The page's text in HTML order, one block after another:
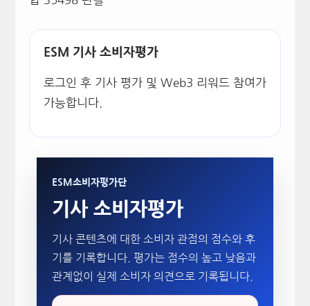
ESM 기사 소비자평가
로그인 후 기사 평가 및 Web3 리워드 참여가
가능합니다.
ESM소비자평가단
기사 소비자평가
기사 콘텐츠에 대한 소비자 관점의 점수와 후
기를 기록합니다. 평가는 점수의 높고 낮음과
관계없이 실제 소비자 의견으로 기록됩니다.